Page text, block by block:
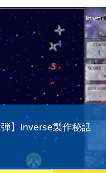
】Inverse製作秘話